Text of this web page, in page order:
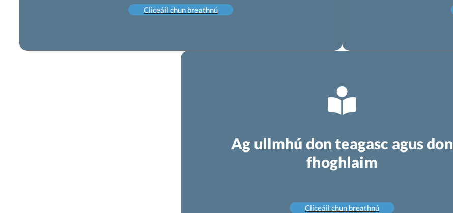
Cliceáil chun breathnú
Ag ullmhú don teagasc agus don
fhoghlaim
Cliceáil chun breathnú